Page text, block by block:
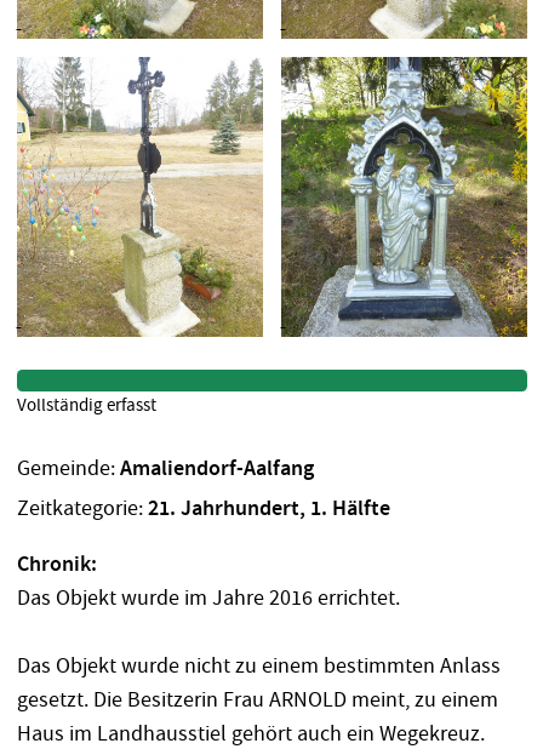
Gemeinde:Amaliendorf-Aalfang
Zeitkategorie:21. Jahrhundert, 1. Hälfte
Chronik:
Das Objekt wurde im Jahre 2016 errichtet.
Das Objekt wurde nicht zu einem bestimmten Anlass
gesetzt. Die Besitzerin Frau ARNOLD meint, zu einem
Haus im Landhausstiel gehört auch ein Wegekreuz.
Vollständig erfasst